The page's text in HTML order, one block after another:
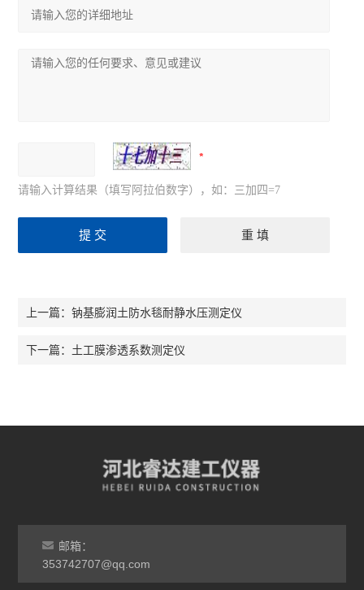
请输入计算结果（填写阿拉伯数字），如：三加四=7
上一篇：钠基膨润土防水毯耐静水压测定仪
下一篇： 土工膜渗透系数测定仪
邮箱：
353742707@qq.com